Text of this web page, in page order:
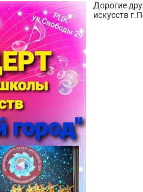
Дорогие
искусств